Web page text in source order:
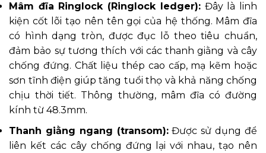
Mâm đĩa Ringlock (Ringlock ledger):Đây là linh
kiện cốt lõi tạo nên tên gọi của hệ thống. Mâm đĩa
có hình dạng tròn, được đục lỗ theo tiêu chuẩn,
đảm bảo sự tương thích với các thanh giằng và cây
chống đứng. Chất liệu thép cao cấp, mạ kẽm hoặc
sơn tĩnh điện giúp tăng tuổi thọ và khả năng chống
chịu thời tiết. Thông thường, mâm đĩa có đường
kính từ 48.3mm.
Thanh giằng ngang (transom):Được sử dụng để
liên kết các cây chống đứng lại với nhau, tạo nên